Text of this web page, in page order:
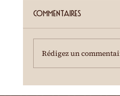
Entrée gratuite
Commentaires
Rédigez un